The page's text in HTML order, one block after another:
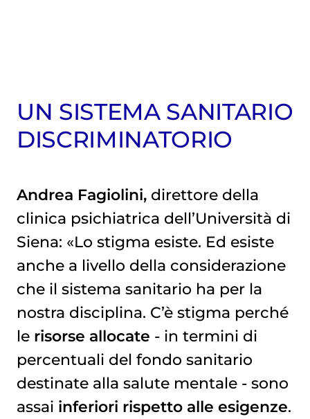
UN SISTEMA SANITARIO
DISCRIMINATORIO
Andrea Fagiolini, direttore della
clinica psichiatrica dell’Università di
Siena: «Lo stigma esiste. Ed esiste
anche a livello della considerazione
che il sistema sanitario ha per la
nostra disciplina. C’è stigma perché
le risorse allocate - in termini di
percentuali del fondo sanitario
destinate alla salute mentale - sono
assai inferiori rispetto alle esigenze.